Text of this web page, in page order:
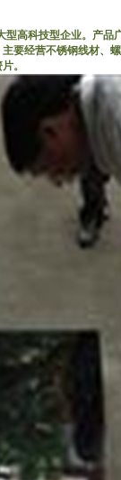
型高科技型企业。产品
要经营不锈钢线材、
。